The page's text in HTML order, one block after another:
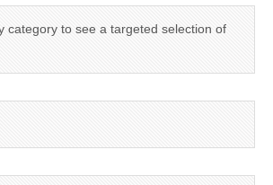
category to see a targeted selection of